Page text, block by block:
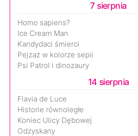
7 sierpnia
Homo sapiens?
Ice Cream Man
Kandydaci śmierci
Pejzaż w kolorze sepii
Psi Patrol i dinozaury
14 sierpnia
Flavia de Luce
Historie równoległe
Koniec Ulicy Dębowej
Odzyskany